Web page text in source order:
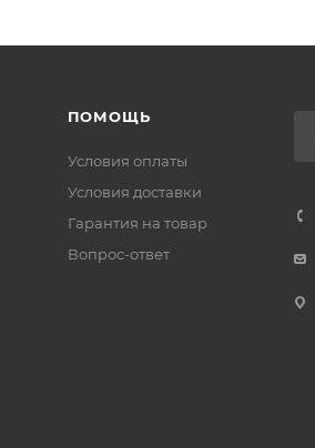
ПОМОЩЬ
Условия оплаты
Условия доставки
Гарантия на товар
Вопрос-ответ